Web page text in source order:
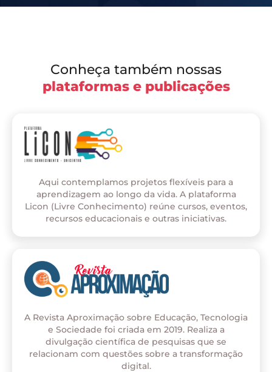
Conheça também nossas
plataformas e publicações
Aqui contemplamos projetos flexíveis para a
aprendizagem ao longo da vida. A plataforma
Licon (Livre Conhecimento) reúne cursos, eventos,
recursos educacionais e outras iniciativas.
A Revista Aproximação sobre Educação, Tecnologia
e Sociedade foi criada em 2019. Realiza a
divulgação científica de pesquisas que se
relacionam com questões sobre a transformação
digital.